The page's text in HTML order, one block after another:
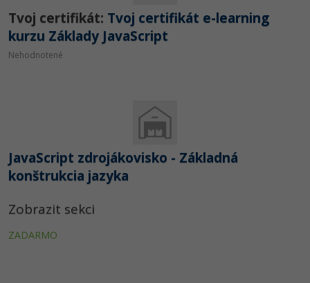
Tvoj certifikát: Tvoj certifikát e-learning
kurzu Základy JavaScript
Nehodnotené
JavaScript zdrojákovisko - Základná
konštrukcia jazyka
Zobrazit sekci
ZADARMO